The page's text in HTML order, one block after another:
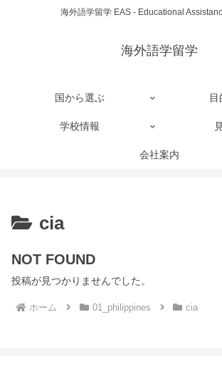
海外語学留学 EAS - Educational
海外語学留学
国から選ぶ
学校情報
会社案内
cia
NOT FOUND
投稿が見つかりませんでした。
ホーム 01_philippines cia